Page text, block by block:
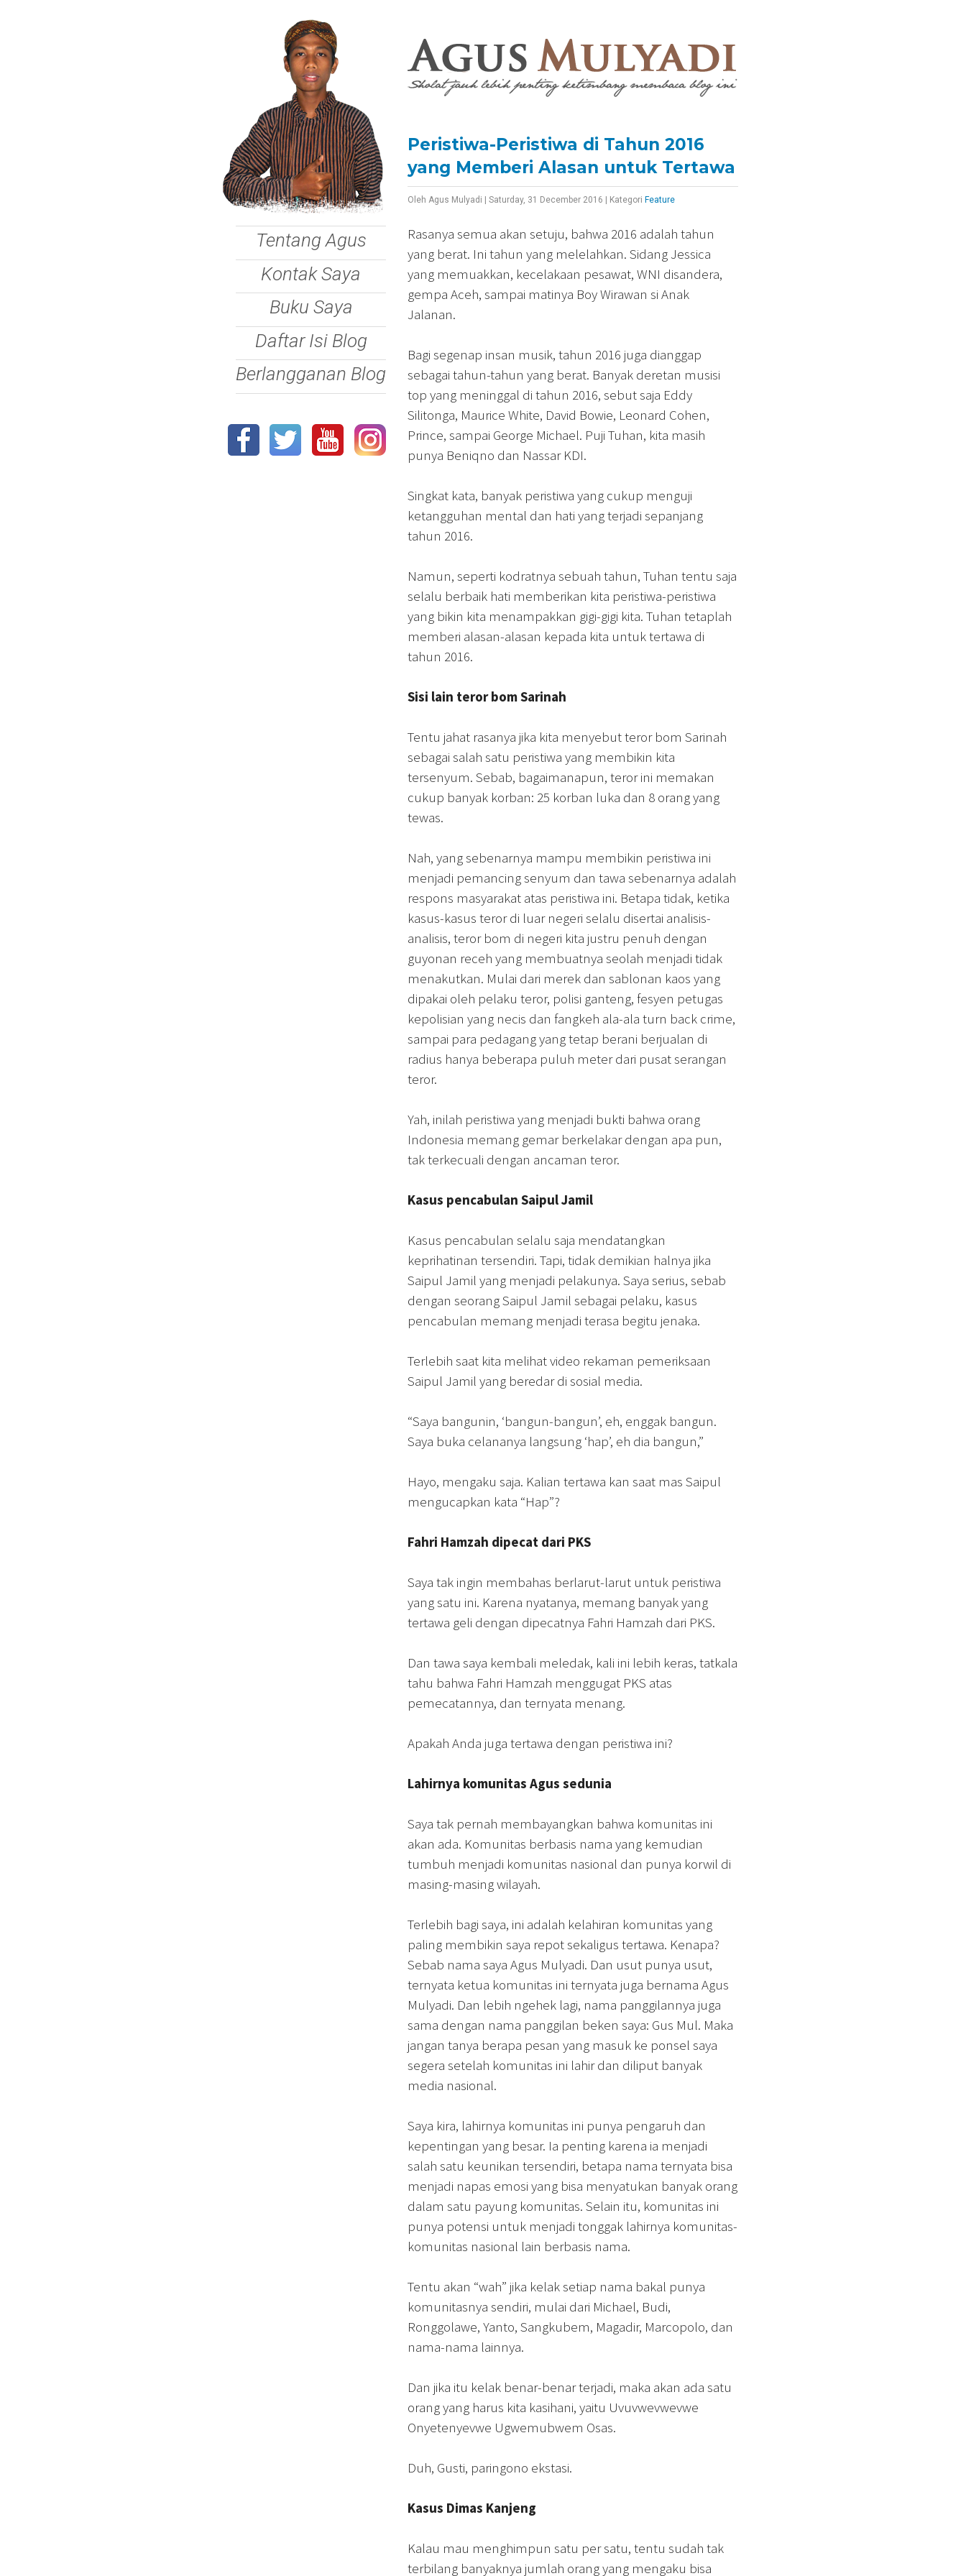
Tentang Agus
Kontak Saya
Buku Saya
Daftar Isi Blog
Berlangganan Blog
Peristiwa-Peristiwa di Tahun 2016
yang Memberi Alasan untuk Tertawa
Oleh Agus Mulyadi Saturday, 31 December 2016 Kategori Feature
Rasanya semua akan setuju, bahwa 2016 adalah tahun
yang berat. Ini tahun yang melelahkan. Sidang Jessica
yang memuakkan, kecelakaan pesawat, WNI disandera,
gempa Aceh, sampai matinya Boy Wirawan si Anak
Jalanan.
Bagi segenap insan musik, tahun 2016 juga dianggap
sebagai tahun-tahun yang berat. Banyak deretan musisi
top yang meninggal di tahun 2016, sebut saja Eddy
Silitonga, Maurice White, David Bowie, Leonard Cohen,
Prince, sampai George Michael. Puji Tuhan, kita masih
punya Beniqno dan Nassar KDI.
Singkat kata, banyak peristiwa yang cukup menguji
ketangguhan mental dan hati yang terjadi sepanjang
tahun 2016.
Namun, seperti kodratnya sebuah tahun, Tuhan tentu saja
selalu berbaik hati memberikan kita peristiwa-peristiwa
yang bikin kita menampakkan gigi-gigi kita. Tuhan tetaplah
memberi alasan-alasan kepada kita untuk tertawa di
tahun 2016.
Sisi lain teror bom Sarinah
Tentu jahat rasanya jika kita menyebut teror bom Sarinah
sebagai salah satu peristiwa yang membikin kita
tersenyum. Sebab, bagaimanapun, teror ini memakan
cukup banyak korban: 25 korban luka dan 8 orang yang
tewas.
Nah, yang sebenarnya mampu membikin peristiwa ini
menjadi pemancing senyum dan tawa sebenarnya adalah
respons masyarakat atas peristiwa ini. Betapa tidak, ketika
kasus-kasus teror di luar negeri selalu disertai analisis-
analisis, teror bom di negeri kita justru penuh dengan
guyonan receh yang membuatnya seolah menjadi tidak
menakutkan. Mulai dari merek dan sablonan kaos yang
dipakai oleh pelaku teror, polisi ganteng, fesyen petugas
kepolisian yang necis dan fangkeh ala-ala turn back crime,
sampai para pedagang yang tetap berani berjualan di
radius hanya beberapa puluh meter dari pusat serangan
teror.
Yah, inilah peristiwa yang menjadi bukti bahwa orang
Indonesia memang gemar berkelakar dengan apa pun,
tak terkecuali dengan ancaman teror.
Kasus pencabulan Saipul Jamil
Kasus pencabulan selalu saja mendatangkan
keprihatinan tersendiri. Tapi, tidak demikian halnya jika
Saipul Jamil yang menjadi pelakunya. Saya serius, sebab
dengan seorang Saipul Jamil sebagai pelaku, kasus
pencabulan memang menjadi terasa begitu jenaka.
Terlebih saat kita melihat video rekaman pemeriksaan
Saipul Jamil yang beredar di sosial media.
“Saya bangunin, ‘bangun-bangun’, eh, enggak bangun.
Saya buka celananya langsung ‘hap’, eh dia bangun,”
Hayo, mengaku saja. Kalian tertawa kan saat mas Saipul
mengucapkan kata “Hap”?
Fahri Hamzah dipecat dari PKS
Saya tak ingin membahas berlarut-larut untuk peristiwa
yang satu ini. Karena nyatanya, memang banyak yang
tertawa geli dengan dipecatnya Fahri Hamzah dari PKS.
Dan tawa saya kembali meledak, kali ini lebih keras, tatkala
tahu bahwa Fahri Hamzah menggugat PKS atas
pemecatannya, dan ternyata menang.
Apakah Anda juga tertawa dengan peristiwa ini?
Lahirnya komunitas Agus sedunia
Saya tak pernah membayangkan bahwa komunitas ini
akan ada. Komunitas berbasis nama yang kemudian
tumbuh menjadi komunitas nasional dan punya korwil di
masing-masing wilayah.
Terlebih bagi saya, ini adalah kelahiran komunitas yang
paling membikin saya repot sekaligus tertawa. Kenapa?
Sebab nama saya Agus Mulyadi. Dan usut punya usut,
ternyata ketua komunitas ini ternyata juga bernama Agus
Mulyadi. Dan lebih ngehek lagi, nama panggilannya juga
sama dengan nama panggilan beken saya: Gus Mul. Maka
jangan tanya berapa pesan yang masuk ke ponsel saya
segera setelah komunitas ini lahir dan diliput banyak
media nasional.
Saya kira, lahirnya komunitas ini punya pengaruh dan
kepentingan yang besar. Ia penting karena ia menjadi
salah satu keunikan tersendiri, betapa nama ternyata bisa
menjadi napas emosi yang bisa menyatukan banyak orang
dalam satu payung komunitas. Selain itu, komunitas ini
punya potensi untuk menjadi tonggak lahirnya komunitas-
komunitas nasional lain berbasis nama.
Tentu akan “wah” jika kelak setiap nama bakal punya
komunitasnya sendiri, mulai dari Michael, Budi,
Ronggolawe, Yanto, Sangkubem, Magadir, Marcopolo, dan
nama-nama lainnya.
Dan jika itu kelak benar-benar terjadi, maka akan ada satu
orang yang harus kita kasihani, yaitu Uvuvwevwevwe
Onyetenyevwe Ugwemubwem Osas.
Duh, Gusti, paringono ekstasi.
Kasus Dimas Kanjeng
Kalau mau menghimpun satu per satu, tentu sudah tak
terbilang banyaknya jumlah orang yang mengaku bisa